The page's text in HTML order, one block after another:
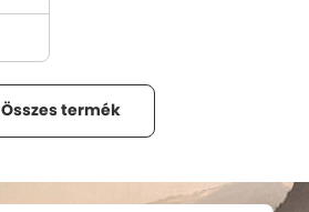
Összes termék